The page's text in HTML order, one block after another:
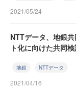
2021/05/24
NTTデータ、地銀
ト化に向けた共同
地銀 NTTデータ
2021/04/16